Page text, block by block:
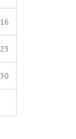
16
23
30